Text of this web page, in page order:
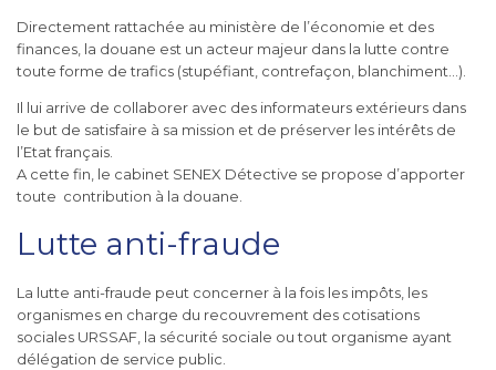
Directement rattachée au ministère de l’économie et des
finances, la douane est un acteur majeur dans la lutte contre
toute forme de trafics (stupéfiant, contrefaçon, blanchiment…).
Il lui arrive de collaborer avec des informateurs extérieurs dans
le but de satisfaire à sa mission et de préserver les intérêts de
l’Etat français.
A cette fin, le cabinet SENEX Détective se propose d’apporter
toute contribution à la douane.
Lutte anti-fraude
La lutte anti-fraude peut concerner à la fois les impôts, les
organismes en charge du recouvrement des cotisations
sociales URSSAF, la sécurité sociale ou tout organisme ayant
délégation de service public.